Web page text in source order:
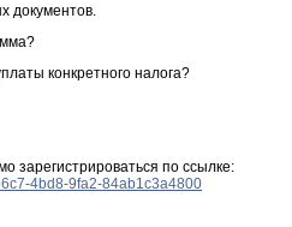
документов.
конкретного налога?
зарегистрироваться по ссылке:
4bd8-9fa2-84ab1c3a4800